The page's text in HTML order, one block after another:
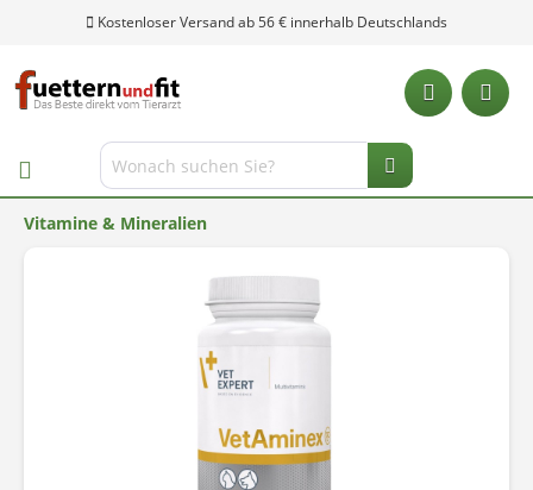
Kostenloser Versand ab 56 € innerhalb Deutschlands
Vitamine & Mineralien